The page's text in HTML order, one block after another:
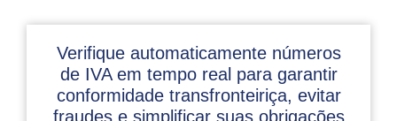
Verifique automaticamente números
de IVA em tempo real para garantir
conformidade transfronteiriça, evitar
fraudes e simplificar suas obrigações